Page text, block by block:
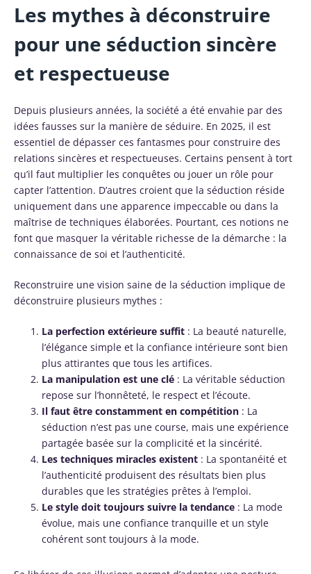
Les mythes à déconstruire
pour une séduction sincère
et respectueuse
Depuis plusieurs années, la société a été envahie par des
idées fausses sur la manière de séduire. En 2025, il est
essentiel de dépasser ces fantasmes pour construire des
relations sincères et respectueuses. Certains pensent à tort
qu’il faut multiplier les conquêtes ou jouer un rôle pour
capter l’attention. D’autres croient que la séduction réside
uniquement dans une apparence impeccable ou dans la
maîtrise de techniques élaborées. Pourtant, ces notions ne
font que masquer la véritable richesse de la démarche : la
connaissance de soi et l’authenticité.
Reconstruire une vision saine de la séduction implique de
déconstruire plusieurs mythes :
La perfection extérieure suffit : La beauté naturelle,
l’élégance simple et la confiance intérieure sont bien
plus attirantes que tous les artifices.
La manipulation est une clé : La véritable séduction
repose sur l’honnêteté, le respect et l’écoute.
Il faut être constamment en compétition : La
séduction n’est pas une course, mais une expérience
partagée basée sur la complicité et la sincérité.
Les techniques miracles existent : La spontanéité et
l’authenticité produisent des résultats bien plus
durables que les stratégies prêtes à l’emploi.
Le style doit toujours suivre la tendance : La mode
évolue, mais une confiance tranquille et un style
cohérent sont toujours à la mode.